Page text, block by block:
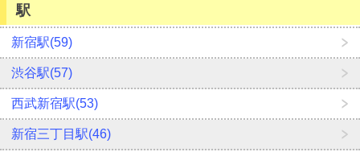
駅
新宿駅(59)
渋谷駅(57)
西武新宿駅(53)
新宿三丁目駅(46)